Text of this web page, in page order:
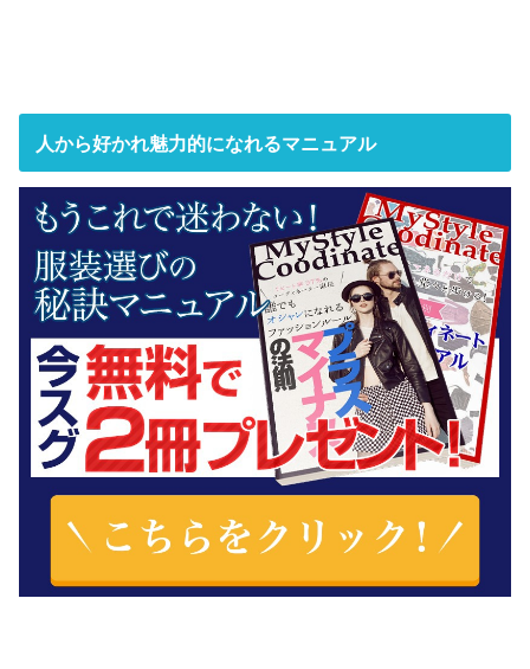
人から好かれ魅力的になれるマニュアル